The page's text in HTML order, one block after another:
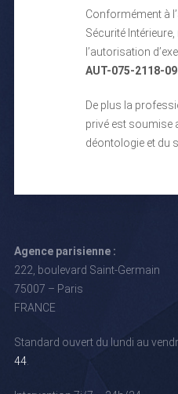
Conformément à
Sécurité
l’autorisation
AUT-075-2118-
De plus la
privé est soumise
déontologie et du
Agence parisienne :
222, boulevard Saint-Germain
75007 – Paris
FRANCE
Standard ouvert du lundi au
44.